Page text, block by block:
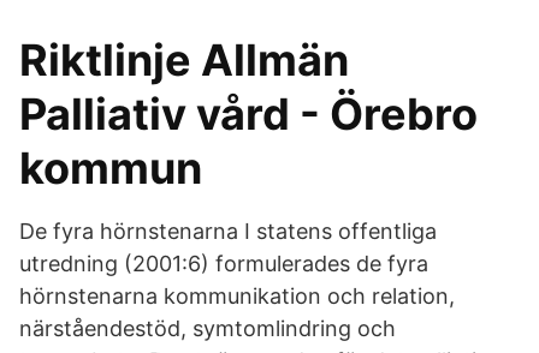
Riktlinje Allmän
Palliativ vård - Örebro
kommun
De fyra hörnstenarna I statens offentliga
utredning (2001:6) formulerades de fyra
hörnstenarna kommunikation och relation,
närståendestöd, symtomlindring och